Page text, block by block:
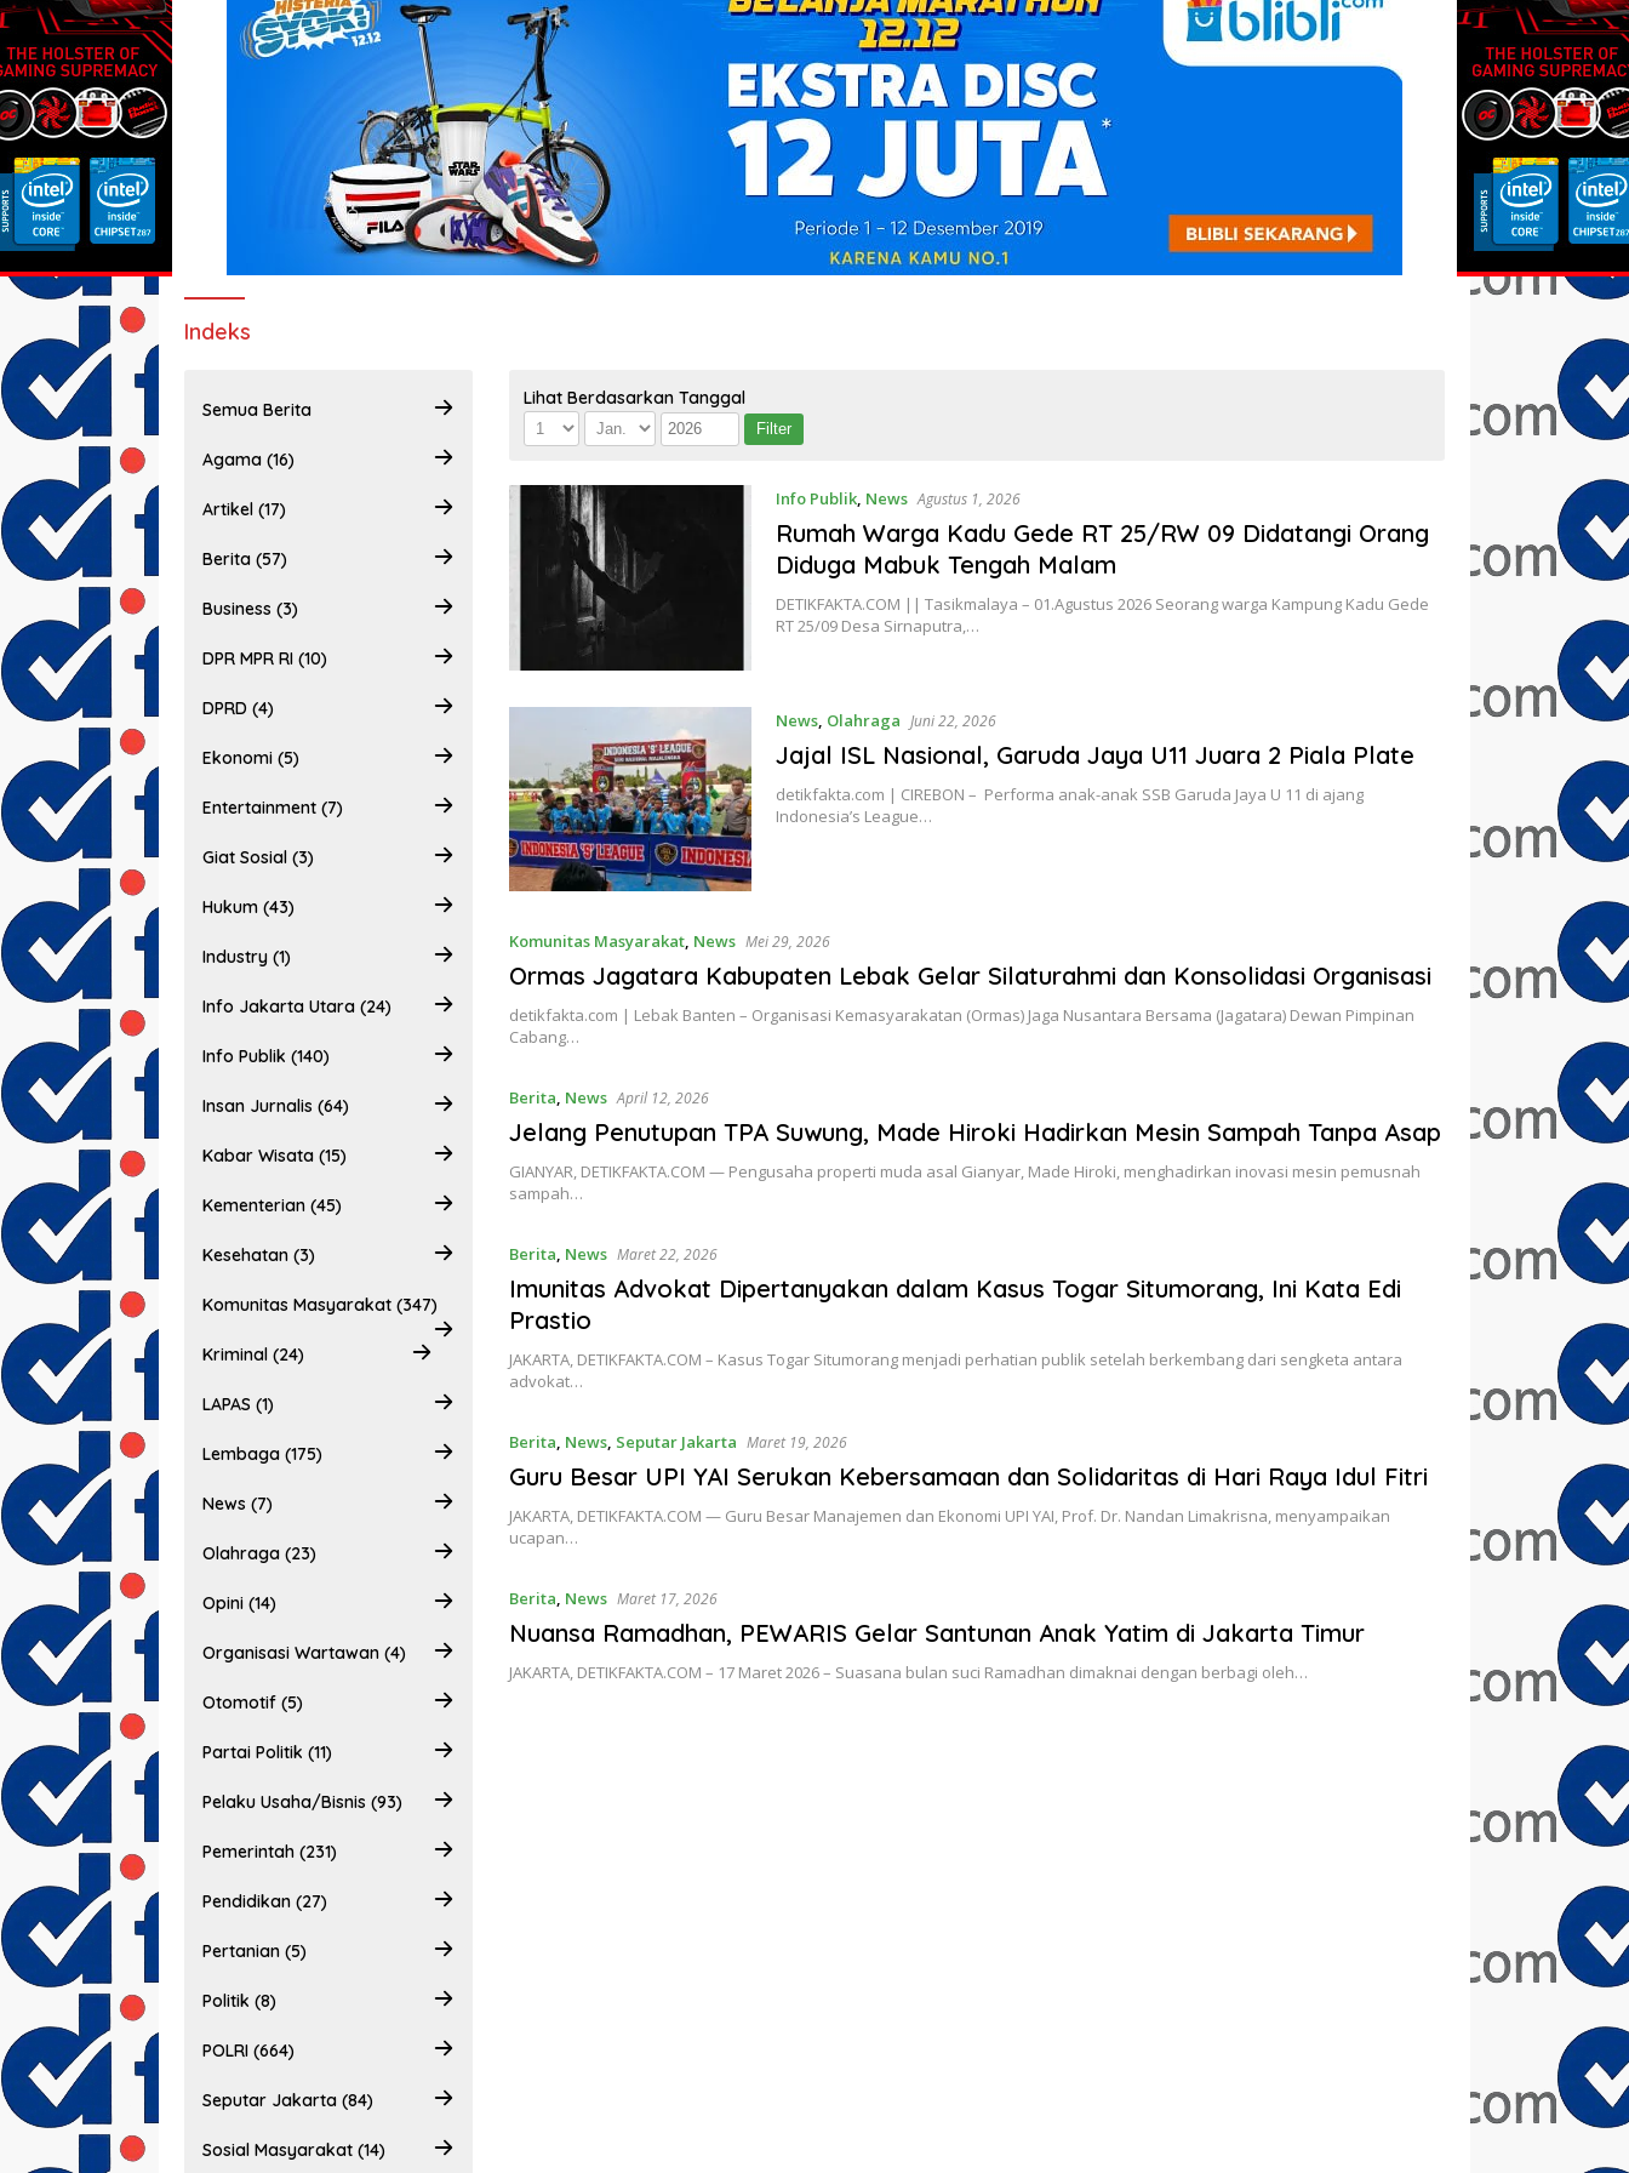
Indeks
Semua Berita
Agama (16)
Artikel (17)
Berita (57)
Business (3)
DPR MPR RI (10)
DPRD (4)
Ekonomi (5)
Entertainment (7)
Giat Sosial (3)
Hukum (43)
Industry (1)
Info Jakarta Utara (24)
Info Publik (140)
Insan Jurnalis (64)
Kabar Wisata (15)
Kementerian (45)
Kesehatan (3)
Komunitas Masyarakat (347)
Kriminal (24)
LAPAS (1)
Lembaga (175)
News (7)
Olahraga (23)
Opini (14)
Organisasi Wartawan (4)
Otomotif (5)
Partai Politik (11)
Pelaku Usaha/Bisnis (93)
Pemerintah (231)
Pendidikan (27)
Pertanian (5)
Politik (8)
POLRI (664)
Seputar Jakarta (84)
Sosial Masyarakat (14)
Lihat Berdasarkan Tanggal
Info Publik, News Agustus 1, 2026
Rumah Warga Kadu Gede RT 25/RW 09 Didatangi Orang
Diduga Mabuk Tengah Malam
DETIKFAKTA.COM || Tasikmalaya – 01.Agustus 2026 Seorang warga Kampung Kadu Gede
RT 25/09 Desa Sirnaputra,…
News, Olahraga Juni 22, 2026
Jajal ISL Nasional, Garuda Jaya U11 Juara 2 Piala Plate
detikfakta.com | CIREBON – Performa anak-anak SSB Garuda Jaya U 11 di ajang
Indonesia’s League…
Komunitas Masyarakat, News Mei 29, 2026
Ormas Jagatara Kabupaten Lebak Gelar Silaturahmi dan Konsolidasi Organisasi
detikfakta.com | Lebak Banten – Organisasi Kemasyarakatan (Ormas) Jaga Nusantara Bersama (Jagatara) Dewan Pimpinan
Cabang…
Berita, News April 12, 2026
Jelang Penutupan TPA Suwung, Made Hiroki Hadirkan Mesin Sampah Tanpa Asap
GIANYAR, DETIKFAKTA.COM — Pengusaha properti muda asal Gianyar, Made Hiroki, menghadirkan inovasi mesin pemusnah
sampah…
Berita, News Maret 22, 2026
Imunitas Advokat Dipertanyakan dalam Kasus Togar Situmorang, Ini Kata Edi
Prastio
JAKARTA, DETIKFAKTA.COM – Kasus Togar Situmorang menjadi perhatian publik setelah berkembang dari sengketa antara
advokat…
Berita, News, Seputar Jakarta Maret 19, 2026
Guru Besar UPI YAI Serukan Kebersamaan dan Solidaritas di Hari Raya Idul Fitri
JAKARTA, DETIKFAKTA.COM — Guru Besar Manajemen dan Ekonomi UPI YAI, Prof. Dr. Nandan Limakrisna, menyampaikan
ucapan…
Berita, News Maret 17, 2026
Nuansa Ramadhan, PEWARIS Gelar Santunan Anak Yatim di Jakarta Timur
JAKARTA, DETIKFAKTA.COM – 17 Maret 2026 – Suasana bulan suci Ramadhan dimaknai dengan berbagi oleh…